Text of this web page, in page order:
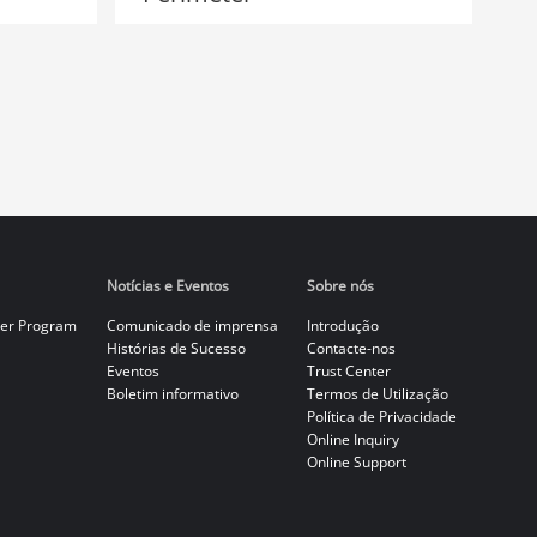
Program
Notícias e Eventos
Comunicado de imprensa
Histórias de Sucesso
Eventos
Boletim informativo
Sobre nós
Introdução
Contacte-nos
Trust Center
Termos de Utilização
Política de Privacidade
Online Inquiry
Online Support